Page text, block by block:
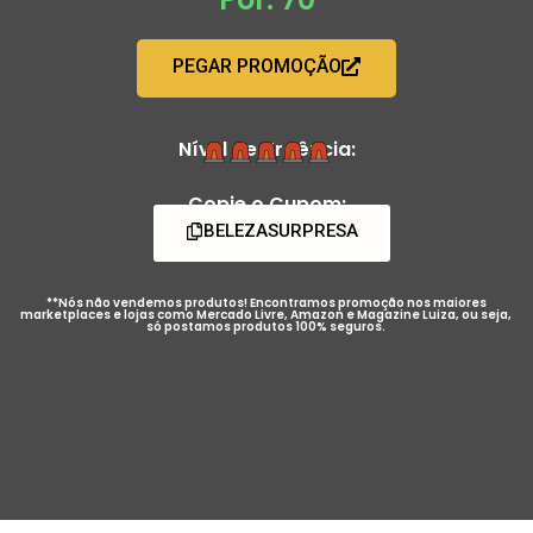
PEGAR PROMOÇÃO
Nível de Urgência:
Copie o Cupom:
BELEZASURPRESA
**Nós não vendemos produtos! Encontramos promoção nos maiores
marketplaces e lojas como Mercado Livre, Amazon e Magazine Luiza, ou seja,
só postamos produtos 100% seguros.